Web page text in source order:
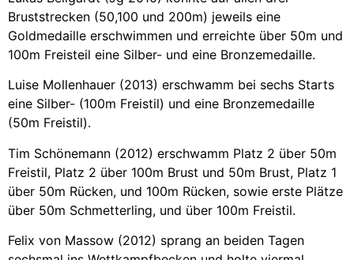
Bruststrecken (50,100 und 200m) jeweils eine
Goldmedaille erschwimmen und erreichte über 50m und
100m Freisteil eine Silber- und eine Bronzemedaille.
Luise Mollenhauer (2013) erschwamm bei sechs Starts
eine Silber- (100m Freistil) und eine Bronzemedaille
(50m Freistil).
Tim Schönemann (2012) erschwamm Platz 2 über 50m
Freistil, Platz 2 über 100m Brust und 50m Brust, Platz 1
über 50m Rücken, und 100m Rücken, sowie erste Plätze
über 50m Schmetterling, und über 100m Freistil.
Felix von Massow (2012) sprang an beiden Tagen